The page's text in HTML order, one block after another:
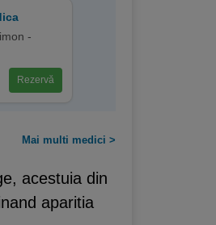
-
Rezervă
Mai multi medici >
acestuia din
aparitia